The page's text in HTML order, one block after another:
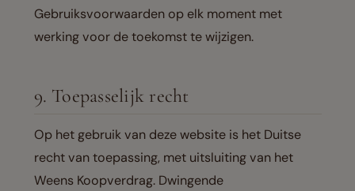
Gebruiksvoorwaarden op elk moment met
werking voor de toekomst te wijzigen.
9. Toepasselijk recht
Op het gebruik van deze website is het Duitse
recht van toepassing, met uitsluiting van het
Weens Koopverdrag. Dwingende